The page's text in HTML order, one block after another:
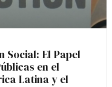
Social: El Papel
en el
Latina y el